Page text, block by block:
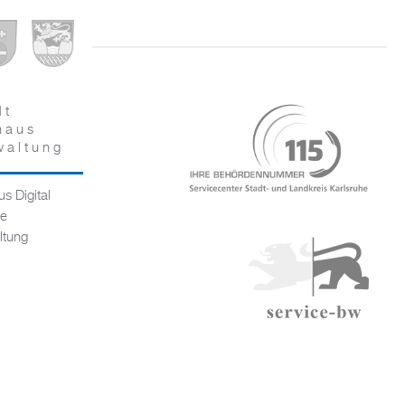
Digital